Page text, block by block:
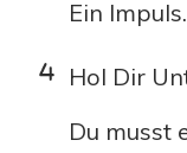
Ein
Hol Dir
Du musst